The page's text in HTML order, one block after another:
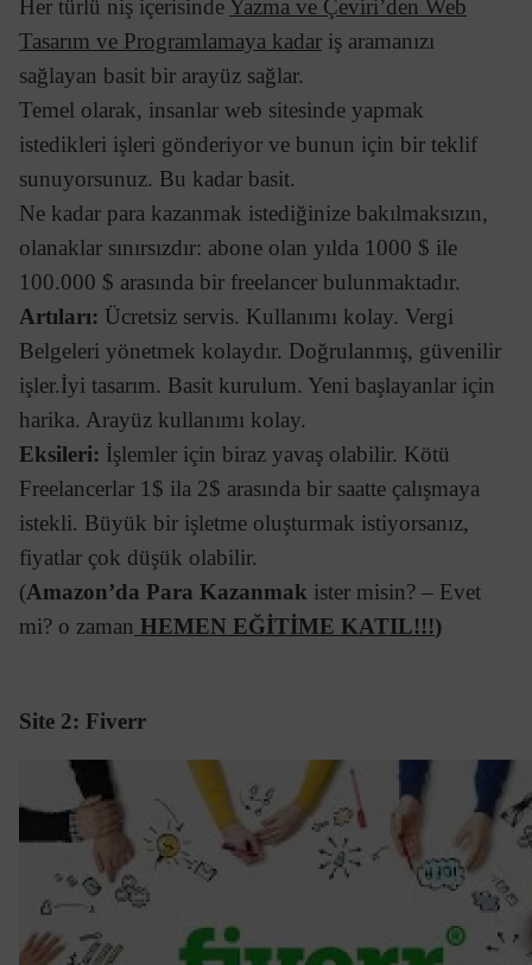
Her türlü niş içerisindeYazma ve Çeviri’den Web
Tasarım ve Programlamaya kadar iş aramanızı
sağlayan basit bir arayüz sağlar.
Temel olarak, insanlar web sitesinde yapmak
istedikleri işleri gönderiyor ve bunun için bir teklif
sunuyorsunuz. Bu kadar basit.
Ne kadar para kazanmak istediğinize bakılmaksızın,
olanaklar sınırsızdır: abone olan yılda 1000 $ ile
100.000 $ arasında bir freelancer bulunmaktadır.
Artıları: Ücretsiz servis. Kullanımı kolay. Vergi
Belgeleri yönetmek kolaydır. Doğrulanmış, güvenilir
işler.İyi tasarım. Basit kurulum. Yeni başlayanlar için
harika. Arayüz kullanımı kolay.
Eksileri: İşlemler için biraz yavaş olabilir. Kötü
Freelancerlar 1$ ila 2$ arasında bir saatte çalışmaya
istekli. Büyük bir işletme oluşturmak istiyorsanız,
fiyatlar çok düşük olabilir.
(Amazon’da Para Kazanmak ister misin? – Evet
mi? o zaman HEMEN EĞİTİME KATIL!!!)
Site 2: Fiverr